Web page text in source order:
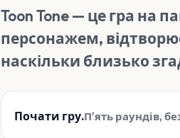
Toon Tone — це гра на
персонажем,
наскільки близько
Почати гру.Пʼять раундів,